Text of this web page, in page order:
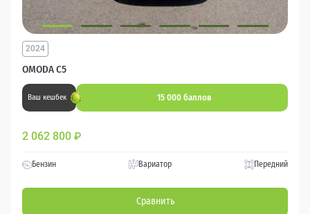
OMODA C5
2024
Ваш кешбек 15 000 баллов
2 062 800 ₽
Бензин Вариатор Передний
Сравнить